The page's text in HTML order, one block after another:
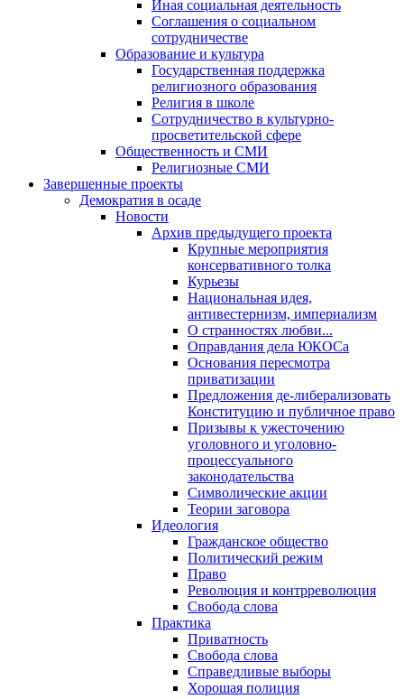
Иная социальная деятельность
Соглашения о социальном
сотрудничестве
Образование и культура
Государственная поддержка
религиозного образования
Религия в школе
Сотрудничество в культурно-
просветительской сфере
Общественность и СМИ
Религиозные СМИ
Завершенные проекты
Демократия в осаде
Новости
Архив предыдущего проекта
Крупные мероприятия
консервативного толка
Курьезы
Национальная идея,
антивестернизм, империализм
О странностях любви...
Оправдания дела ЮКОСа
Основания пересмотра
приватизации
Предложения де-либерализовать
Конституцию и публичное право
Призывы к ужесточению
уголовного и уголовно-
процессуального
законодательства
Символические акции
Теории заговора
Идеология
Гражданское общество
Политический режим
Право
Революция и контрреволюция
Свобода слова
Практика
Приватность
Свобода слова
Справедливые выборы
Хорошая полиция